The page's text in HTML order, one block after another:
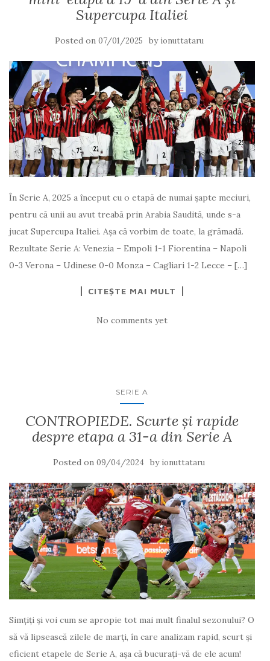
Supercupa Italiei
Posted on 07/01/2025 by ionuttataru
În Serie A, 2025 a început cu o etapă de numai șapte meciuri,
pentru că unii au avut treabă prin Arabia Saudită, unde s-a
jucat Supercupa Italiei. Așa că vorbim de toate, la grămadă.
Rezultate Serie A: Venezia – Empoli 1-1 Fiorentina – Napoli
0-3 Verona – Udinese 0-0 Monza – Cagliari 1-2 Lecce – […]
CITEȘTE MAI MULT
No comments yet
SERIE A
CONTROPIEDE. Scurte și rapide
despre etapa a 31-a din Serie A
Posted on 09/04/2024 by ionuttataru
Simțiți și voi cum se apropie tot mai mult finalul sezonului? O
să vă lipsească zilele de marți, în care analizam rapid, scurt și
eficient etapele de Serie A, așa că bucurați-vă de ele acum!